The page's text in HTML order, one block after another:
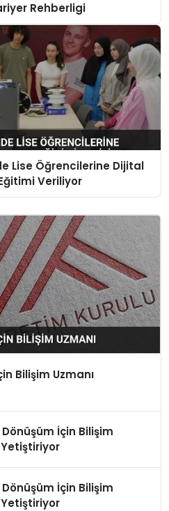
Rehberligi
Lise Öğrencilerine Dijital
Veriliyor
Bilişim Uzmanı
İçin Bilişim
Yetiştiriyor
İçin Bilişim
Yetiştiriyor